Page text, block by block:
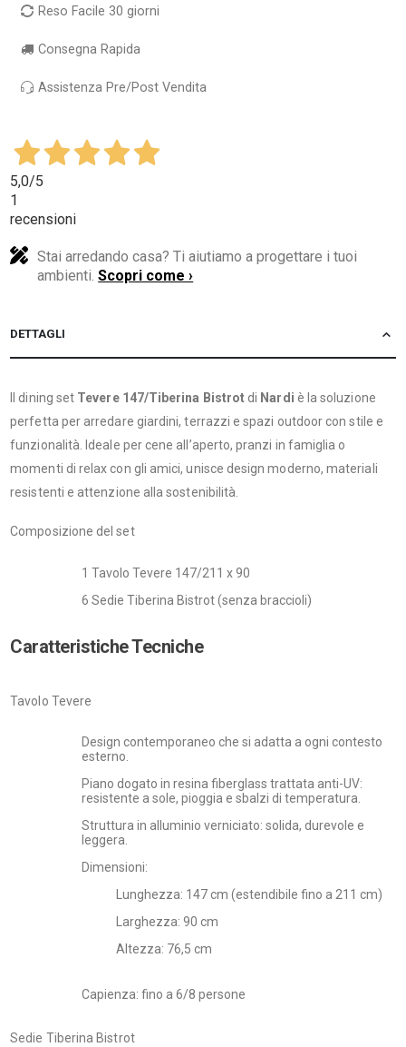
Reso Facile 30 giorni
Consegna Rapida
Assistenza Pre/Post Vendita
5,0/5
1
recensioni
Stai arredando casa? Ti aiutiamo a progettare i tuoi
ambienti.Scopri come ›
DETTAGLI
Il dining set Tevere 147/Tiberina Bistrot di Nardi è la soluzione
perfetta per arredare giardini, terrazzi e spazi outdoor con stile e
funzionalità. Ideale per cene all’aperto, pranzi in famiglia o
momenti di relax con gli amici, unisce design moderno, materiali
resistenti e attenzione alla sostenibilità.
Composizione del set
1 Tavolo Tevere 147/211 x 90
6 Sedie Tiberina Bistrot (senza braccioli)
Caratteristiche Tecniche
Tavolo Tevere
Design contemporaneo che si adatta a ogni contesto
esterno.
Piano dogato in resina fiberglass trattata anti-UV:
resistente a sole, pioggia e sbalzi di temperatura.
Struttura in alluminio verniciato: solida, durevole e
leggera.
Dimensioni:
Lunghezza: 147 cm (estendibile fino a 211 cm)
Larghezza: 90 cm
Altezza: 76,5 cm
Capienza: fino a 6/8 persone
Sedie Tiberina Bistrot